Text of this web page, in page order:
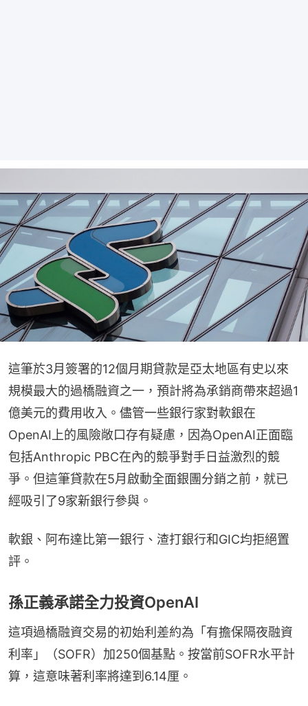
這筆於3月簽署的12個月期貸款是亞太地區有史以來
規模最大的過橋融資之一，預計將為承銷商帶來超過1
億美元的費用收入。儘管一些銀行家對軟銀在
OpenAI上的風險敞口存有疑慮，因為OpenAI正面臨
包括Anthropic PBC在內的競爭對手日益激烈的競
爭。但這筆貸款在5月啟動全面銀團分銷之前，就已
經吸引了9家新銀行參與。
軟銀、阿布達比第一銀行、渣打銀行和GIC均拒絕置
評。
孫正義承諾全力投資OpenAI
這項過橋融資交易的初始利差約為「有擔保隔夜融資
利率」（SOFR）加250個基點。按當前SOFR水平計
算，這意味著利率將達到6.14厘。